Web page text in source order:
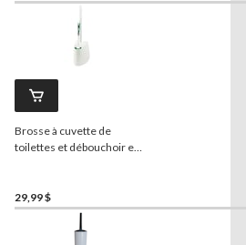
Brosse à cuvette de
toilettes et débouchoir en
29,99 $